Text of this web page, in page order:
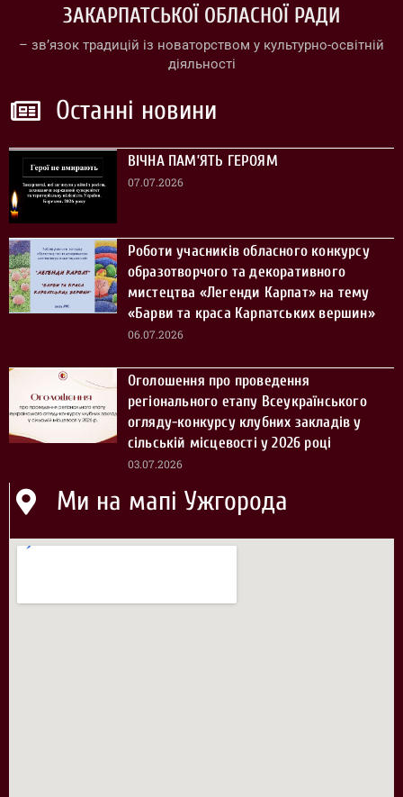
ЗАКАРПАТСЬКОЇ ОБЛАСНОЇ РАДИ
– зв’язок традицій із новаторством у культурно-освітній
діяльності
Останні новини
ВІЧНА ПАМ’ЯТЬ ГЕРОЯМ
07.07.2026
Роботи учасників обласного конкурсу
образотворчого та декоративного
мистецтва «Легенди Карпат» на тему
«Барви та краса Карпатських вершин»
06.07.2026
Оголошення про проведення
регіонального етапу Всеукраїнського
огляду-конкурсу клубних закладів у
сільській місцевості у 2026 році
03.07.2026
Ми на мапі Ужгорода